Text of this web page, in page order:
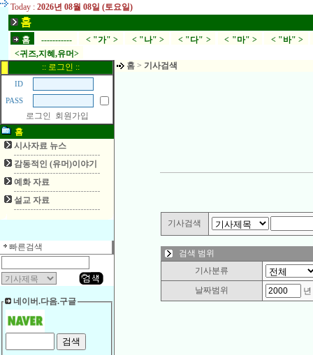
Today : 2026년 08월 08일 (토요일)
홈
홈 ----------- < "가" > < "나" > < "다" > < "마" > < "바" >
<귀즈,지혜,유머>
:: 로그인 ::
ID
PASS
로그인
회원가입
홈
시사자료 뉴스
감동적인 (유머)이야기
예화 자료
설교 자료
빠른검색
네이버.다음.구글
홈 > 기사검색
기사검색
검색 범위
기사분류
날짜범위